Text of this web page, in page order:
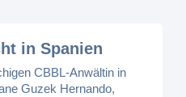
in Spanien
CBBL-Anwältin in
Guzek Hernando,